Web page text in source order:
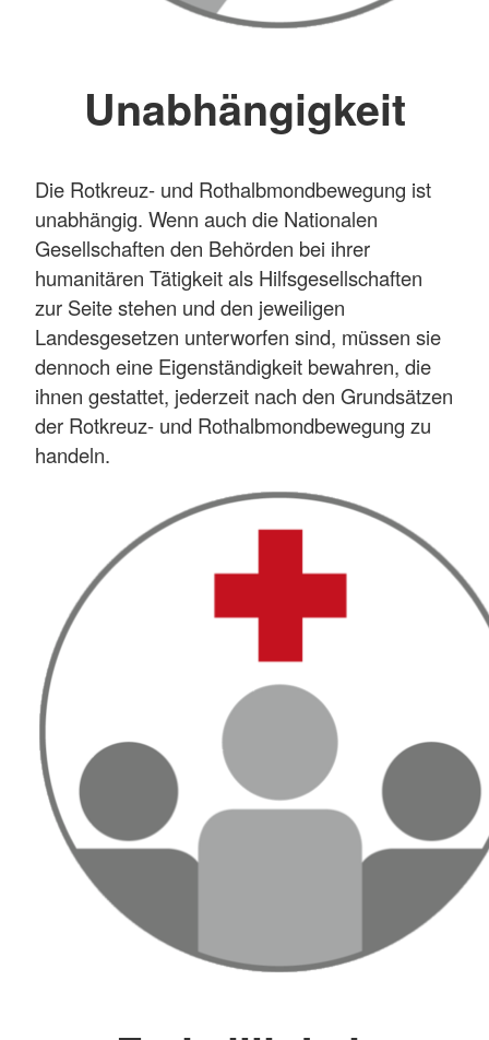
Unabhängigkeit
Die Rotkreuz- und Rothalbmondbewegung ist
unabhängig. Wenn auch die Nationalen
Gesellschaften den Behörden bei ihrer
humanitären Tätigkeit als Hilfsgesellschaften
zur Seite stehen und den jeweiligen
Landesgesetzen unterworfen sind, müssen sie
dennoch eine Eigenständigkeit bewahren, die
ihnen gestattet, jederzeit nach den Grundsätzen
der Rotkreuz- und Rothalbmondbewegung zu
handeln.